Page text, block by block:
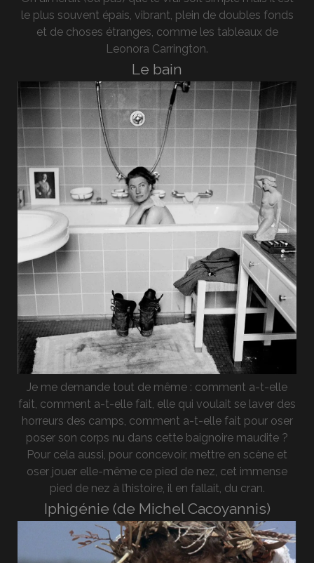
le plus souvent épais, vibrant, plein de doubles fonds
et de choses étranges, comme les tableaux de
Leonora Carrington.
Le bain
Je me demande tout de même : comment a-t-elle
fait, comment a-t-elle fait, elle qui voulait se laver des
horreurs des camps, comment a-t-elle fait pour oser
poser son corps nu dans cette baignoire maudite ?
Pour cela aussi, pour concevoir, mettre en scène et
oser jouer elle-même ce pied de nez, cet immense
pied de nez à l’histoire, il en fallait, du cran.
Iphigénie (de Michel Cacoyannis)